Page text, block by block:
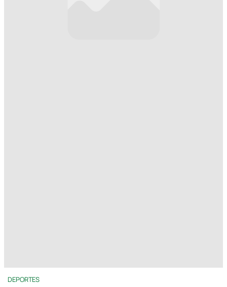
DEPORTES